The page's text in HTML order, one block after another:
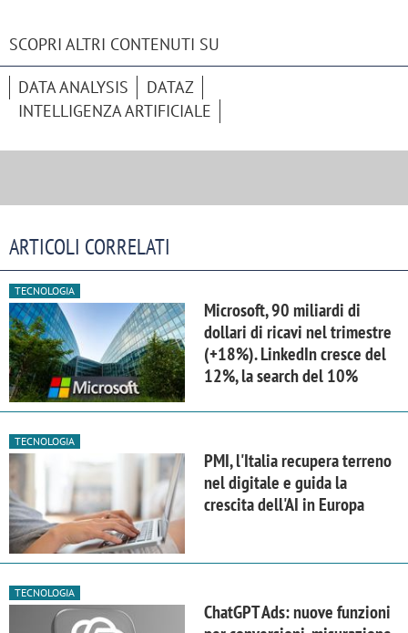
SCOPRI ALTRI CONTENUTI SU
DATA ANALYSIS
DATAZ
INTELLIGENZA ARTIFICIALE
ARTICOLI CORRELATI
TECNOLOGIA
Microsoft, 90 miliardi di
dollari di ricavi nel trimestre
(+18%). LinkedIn cresce del
12%, la search del 10%
TECNOLOGIA
PMI, l'Italia recupera terreno
nel digitale e guida la
crescita dell'AI in Europa
TECNOLOGIA
ChatGPT Ads: nuove funzioni